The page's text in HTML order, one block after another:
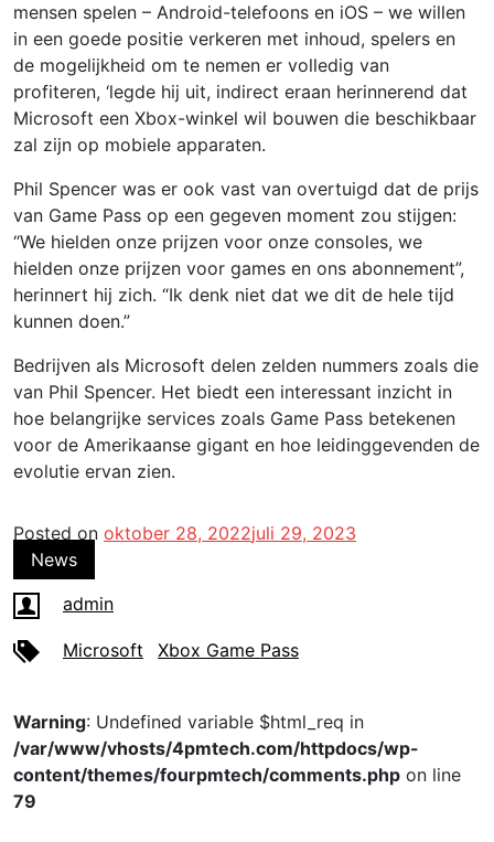
mensen spelen – Android-telefoons en iOS – we willen
in een goede positie verkeren met inhoud, spelers en
de mogelijkheid om te nemen er volledig van
profiteren, ‘legde hij uit, indirect eraan herinnerend dat
Microsoft een Xbox-winkel wil bouwen die beschikbaar
zal zijn op mobiele apparaten.
Phil Spencer was er ook vast van overtuigd dat de prijs
van Game Pass op een gegeven moment zou stijgen:
“We hielden onze prijzen voor onze consoles, we
hielden onze prijzen voor games en ons abonnement”,
herinnert hij zich. “Ik denk niet dat we dit de hele tijd
kunnen doen.”
Bedrijven als Microsoft delen zelden nummers zoals die
van Phil Spencer. Het biedt een interessant inzicht in
hoe belangrijke services zoals Game Pass betekenen
voor de Amerikaanse gigant en hoe leidinggevenden de
evolutie ervan zien.
Posted on oktober 28, 2022juli 29, 2023
News
admin
Microsoft Xbox Game Pass
Warning: Undefined variable $html_req in
/var/www/vhosts/4pmtech.com/httpdocs/wp-
content/themes/fourpmtech/comments.php on line
79